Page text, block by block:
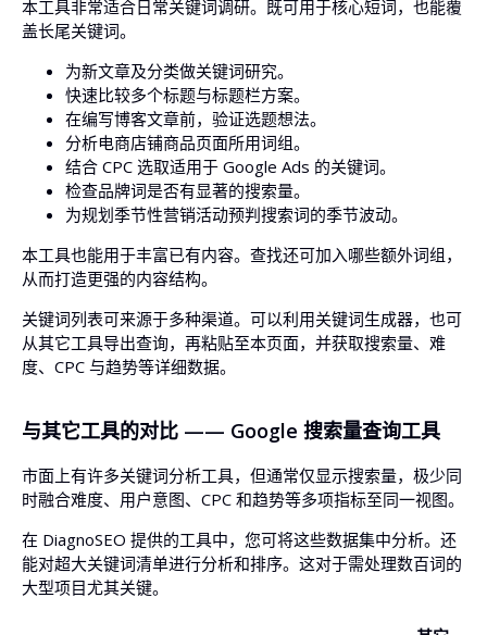
本工具非常适合日常关键词调研。既可用于核心短词，也能覆
盖长尾关键词。
为新文章及分类做关键词研究。
快速比较多个标题与标题栏方案。
在编写博客文章前，验证选题想法。
分析电商店铺商品页面所用词组。
结合 CPC 选取适用于 Google Ads 的关键词。
检查品牌词是否有显著的搜索量。
为规划季节性营销活动预判搜索词的季节波动。
本工具也能用于丰富已有内容。查找还可加入哪些额外词组，
从而打造更强的内容结构。
关键词列表可来源于多种渠道。可以利用关键词生成器，也可
从其它工具导出查询，再粘贴至本页面，并获取搜索量、难
度、CPC 与趋势等详细数据。
与其它工具的对比 —— Google 搜索量查询工具
市面上有许多关键词分析工具，但通常仅显示搜索量，极少同
时融合难度、用户意图、CPC 和趋势等多项指标至同一视图。
在 DiagnoSEO 提供的工具中，您可将这些数据集中分析。还
能对超大关键词清单进行分析和排序。这对于需处理数百词的
大型项目尤其关键。